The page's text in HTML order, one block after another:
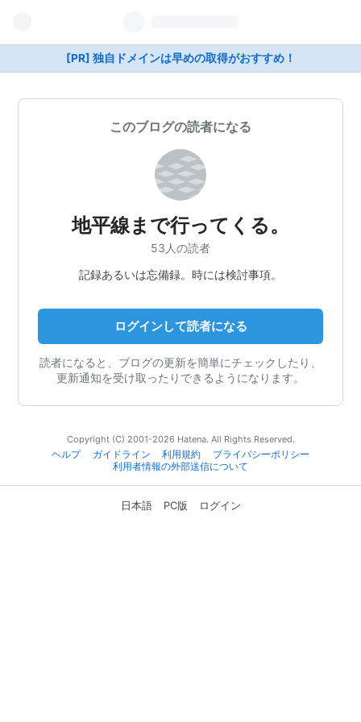
[PR] 独自ドメインは早めの取得がおすすめ！
このブログの読者になる
地平線まで行ってくる。
53人の読者
記録あるいは忘備録。時には検討事項。
ログインして読者になる
読者になると、ブログの更新を簡単にチェックしたり、
更新通知を受け取ったりできるようになります。
Copyright (C) 2001-2026 Hatena. All Rights Reserved.
ヘルプ
ガイドライン 利用規約
プライバシーポリシー
利用者情報の外部送信について
日本語 PC版 ログイン